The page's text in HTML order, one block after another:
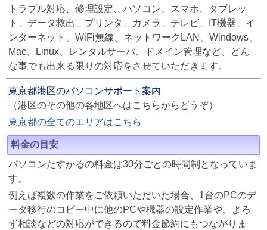
トラブル対応、修理設定、パソコン、スマホ、タブレッ
ト、データ救出、プリンタ、カメラ、テレビ、IT機器、イ
ンターネット、WiFi無線、ネットワークLAN、Windows、
Mac、Linux、レンタルサーバ、ドメイン管理など、どん
な事でも出来る限りの対応をさせていただきます。
東京都港区のパソコンサポート案内
（港区のその他の各地区へはこちらからどうぞ）
東京都の全てのエリアはこちら
料金の目安
パソコンたすかるの料金は30分ごとの時間制となっていま
す。
例えば複数の作業をご依頼いただいた場合、1台のPCのデ
ータ移行のコピー中に他のPCや機器の設定作業や、よろ
ず相談などの対応ができるので料金節約にもつながりま